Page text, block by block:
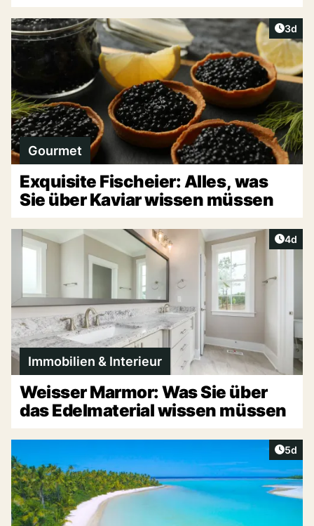
3d
Gourmet
Exquisite Fischeier: Alles, was
Sie über Kaviar wissen müssen
4d
Immobilien & Interieur
Weisser Marmor: Was Sie über
das Edelmaterial wissen müssen
5d